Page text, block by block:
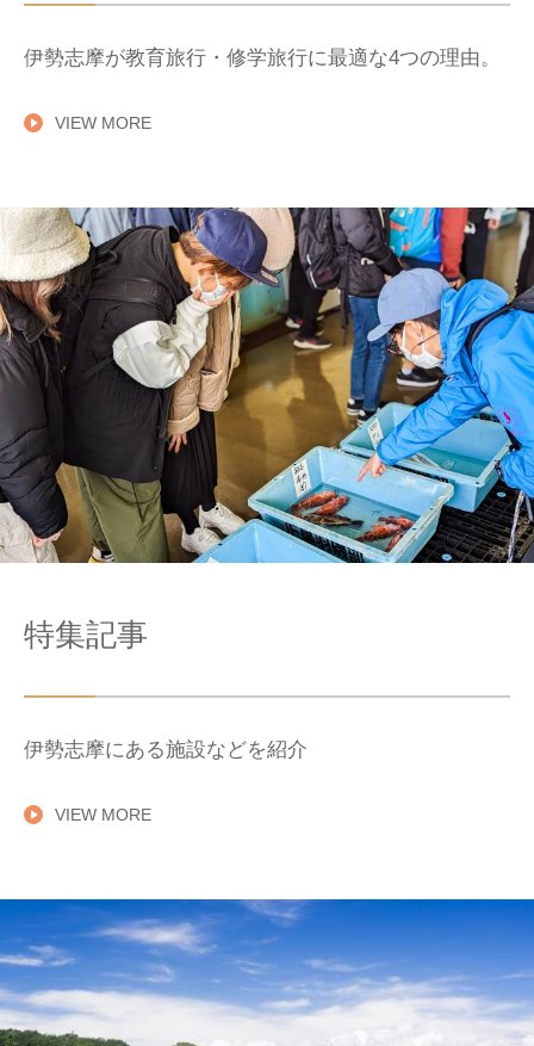
伊勢志摩が教育旅行・修学旅行に最適な4つの理由。
VIEW MORE
特集記事
伊勢志摩にある施設などを紹介
VIEW MORE